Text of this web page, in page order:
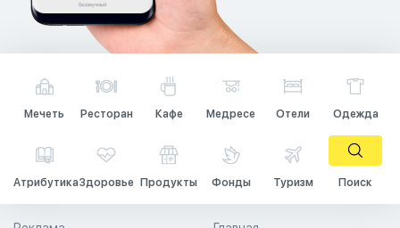
Мечеть Ресторан Кафе Медресе Отели Одежда
АтрибутикаЗдоровье Продукты Фонды Туризм Поиск